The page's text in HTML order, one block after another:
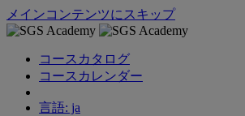
メインコンテンツにスキップ
コースカタログ
コースカレンダー
言語: ja